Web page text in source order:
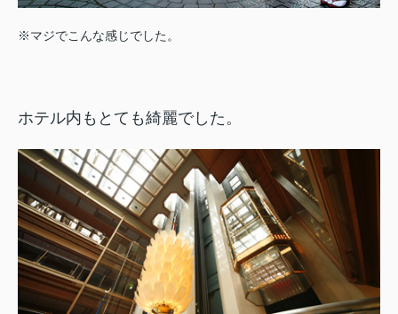
※マジでこんな感じでした。
ホテル内もとても綺麗でした。